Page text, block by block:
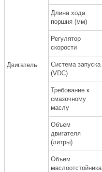
Двигатель
Длина хода
поршня (мм)
Регулятор
скорости
Система запуска
(VDC)
Требование к
смазочному
маслу
Объем
двигателя
(литры)
Объем
маслоотстойника